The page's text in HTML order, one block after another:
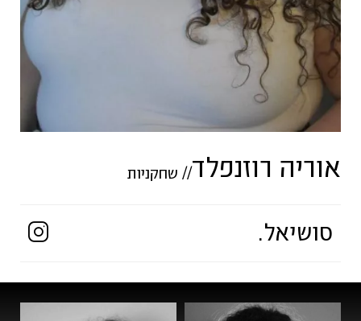
אוריה רוזנפלד// שחקניות
סושיאל.